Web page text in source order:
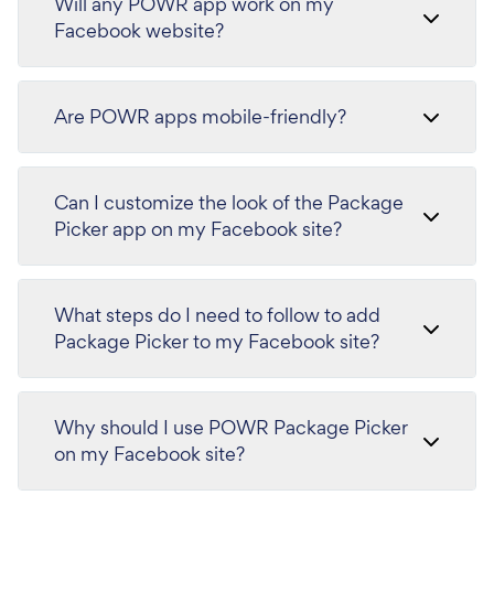
Facebook website?
Are POWR apps mobile-friendly?
Can I customize the look of the Package
Picker app on my Facebook site?
What steps do I need to follow to add
Package Picker to my Facebook site?
Why should I use POWR Package Picker
on my Facebook site?